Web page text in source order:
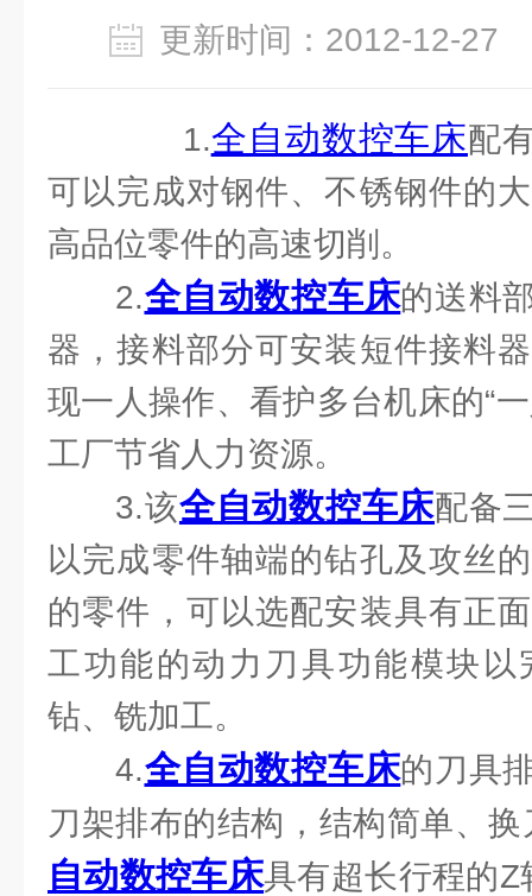
更新时间：2012-12-
1.全自动数控车床配
可以完成对钢件、不锈钢件的
高品位零件的高速切削。
2.全自动数控车床的送料
器，接料部分可安装短件接料
现一人操作、看护多台机床的“
工厂节省人力资源。
3.该全自动数控车床配备
以完成零件轴端的钻孔及攻丝
的零件，可以选配安装具有正
工功能的动力刀具功能模块以
钻、铣加工。
4.全自动数控车床的刀具
刀架排布的结构，结构简单、
自动数控车床具有超长行程的